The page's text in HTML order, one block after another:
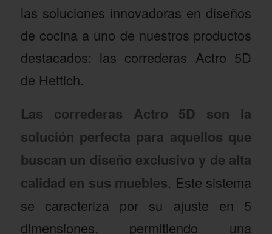
las soluciones innovadoras en diseños
de cocina a uno de nuestros productos
destacados: las correderas Actro 5D
de Hettich.
Las correderas Actro 5D son la
solución perfecta para aquellos que
buscan un diseño exclusivo y de alta
calidad en sus muebles. Este sistema
se caracteriza por su ajuste en 5
dimensiones, permitiendo una